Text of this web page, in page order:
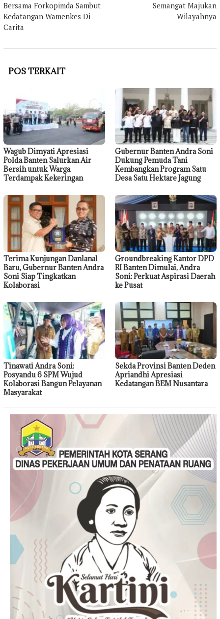
Bersama Forkopimda Sambut
Kedatangan Wamenkes Di
Carita
Semangat Majukan
Wilayahnya
POS TERKAIT
Wagub Dimyati Apresiasi
Polda Banten Salurkan Air
Bersih untuk Warga
Terdampak Kekeringan
Gubernur Banten Andra Soni
Dukung Pemuda Tani
Kembangkan Program Satu
Desa Satu Hektare Jagung
Terima Kunjungan Danlanal
Baru, Gubernur Banten Andra
Soni Siap Tingkatkan
Kolaborasi
Groundbreaking Kantor DPD
RI Banten Dimulai, Andra
Soni: Perkuat Aspirasi Daerah
ke Pusat
Tinawati Andra Soni:
Posyandu 6 SPM Wujud
Kolaborasi Bangun Pelayanan
Masyarakat
Sekda Provinsi Banten Deden
Apriandhi Apresiasi
Kedatangan BEM Nusantara